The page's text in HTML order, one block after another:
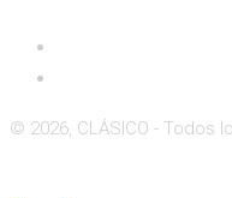
© 2026, CLÁSICO - Todos